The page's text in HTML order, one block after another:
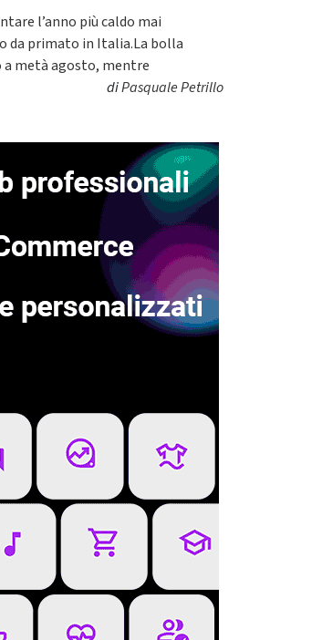
l’anno più caldo mai
da primato in Italia.La bolla
a metà agosto, mentre
diPasquale Petrillo